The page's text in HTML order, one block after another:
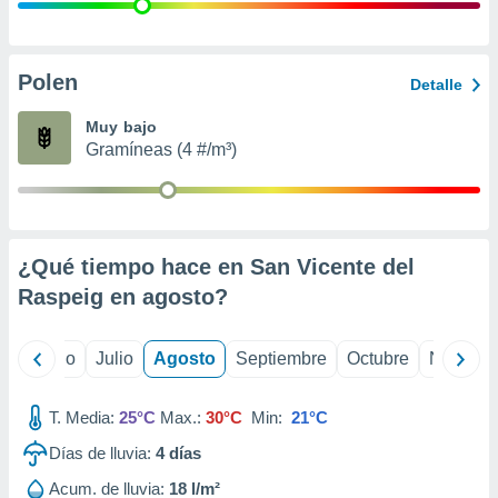
e
publicidad
Polen Detalle
Muy bajo
Gramíneas (4 #/m³)
¿Qué tiempo hace en San Vicente del
Raspeig en agosto?
Junio Julio Agosto Septiembre Octubre
T. Media: 25°C Max.: 30°C Min: 21°C
Días de lluvia: 4días
Acum. de lluvia: 18 l/m²